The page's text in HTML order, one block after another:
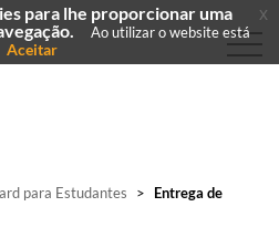
para Estudantes >
Entrega de
para lhe proporcionar uma
Ao utilizar o website está
Aceitar
x